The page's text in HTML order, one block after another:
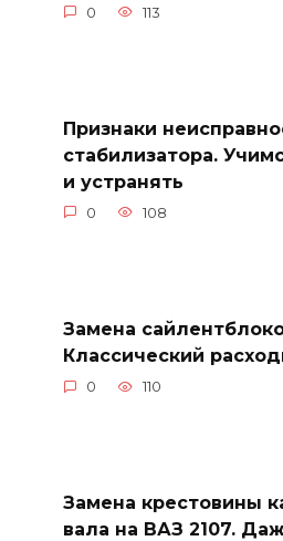
0 113
Признаки
стабилизатора.
и устранять
0 108
Замена
Классический
0 110
Замена крестовины
вала на ВАЗ 2107.